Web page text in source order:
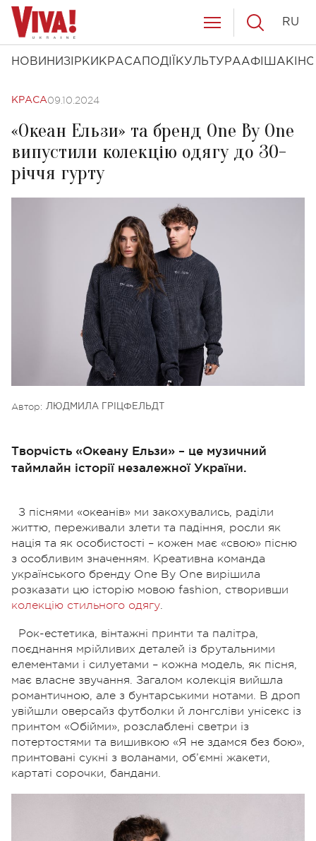
НОВИНИ ЗІРКИ КРАСА ПОДІЇ КУЛЬТУРААФІША КІНО
RU
КРАСА09.10.2024
«Океан Ельзи» та бренд One By One
випустили колекцію одягу до 30-
річчя гурту
Автор: ЛЮДМИЛА ГРІЦФЕЛЬДТ
Творчість «Океану Ельзи» – це музичний
таймлайн історії незалежної України.
З піснями «океанів» ми закохувались, раділи
життю, переживали злети та падіння, росли як
нація та як особистості – кожен має «свою» пісню
з особливим значенням. Креативна команда
українського бренду One By One вирішила
розказати цю історію мовою fashion, створивши
колекцію стильного одягу.
Рок-естетика, вінтажні принти та палітра,
поєднання мрійливих деталей із брутальними
елементами і силуетами – кожна модель, як пісня,
має власне звучання. Загалом колекція вийшла
романтичною, але з бунтарськими нотами. В дроп
увійшли оверсайз футболки й лонгсліви унісекс із
принтом «Обійми», розслаблені светри із
потертостями та вишивкою «Я не здамся без бою»,
принтовані сукні з воланами, об’ємні жакети,
картаті сорочки, бандани.